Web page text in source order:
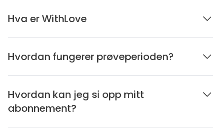
Hva er WithLove
Hvordan fungerer prøveperioden?
Hvordan kan jeg si opp mitt
abonnement?